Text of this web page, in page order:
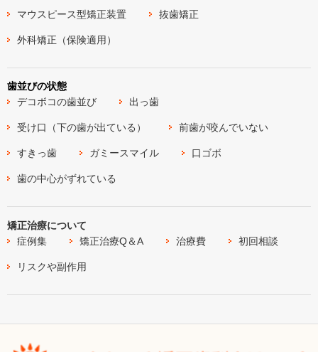
マウスピース型矯正装置 抜歯矯正
外科矯正（保険適用）
歯並びの状態
デコボコの歯並び
出っ歯
受け口（下の歯が出ている） 前歯が咬んでいない
すきっ歯 ガミースマイル 口ゴボ
歯の中心がずれている
矯正治療について
症例集
矯正治療Q＆A 治療費 初回相談
リスクや副作用